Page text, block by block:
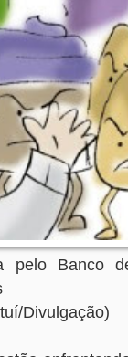
pelo Banco
Divulgação)